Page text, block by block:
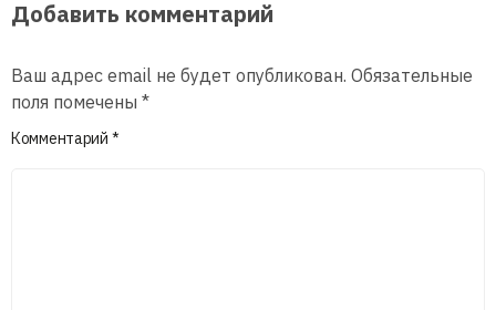
Добавить комментарий
Ваш адрес email не будет опубликован. Обязательные
поля помечены *
Комментарий *